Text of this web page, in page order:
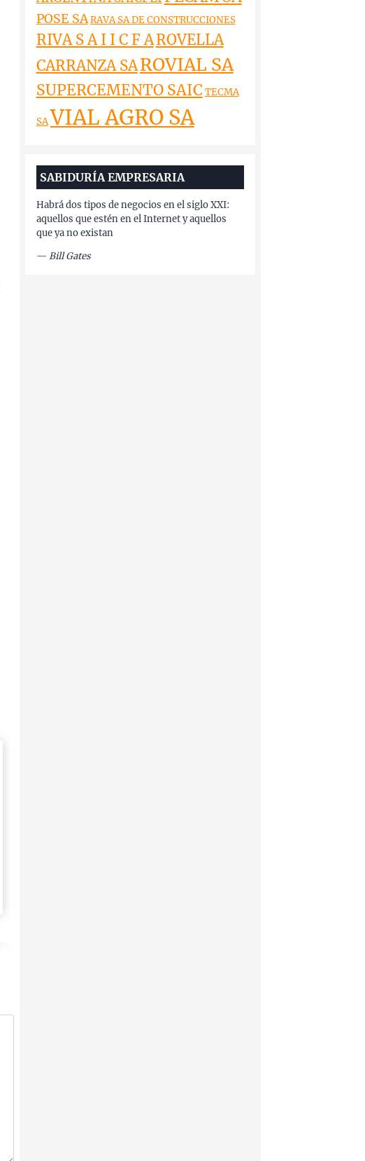
POSE SARAVA SA DE CONSTRUCCIONES
RIVA S A I I C F AROVELLA
CARRANZA SAROVIAL SA
SUPERCEMENTO SAIC TECMA
SAVIAL AGRO SA
SABIDURÍA EMPRESARIA
Habrá dos tipos de negocios en el siglo XXI:
aquellos que estén en el Internet y aquellos
que ya no existan
— Bill Gates